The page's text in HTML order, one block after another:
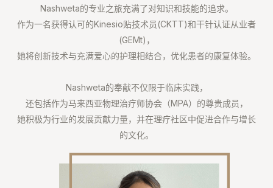
Nashweta的专业之旅充满了对知识和技能的追求。⁣
作为一名获得认可的Kinesio贴技术员(CKTT)和干针认证从业者
(GEMt)，
⁣她将创新技术与充满爱心的护理相结合，优化患者的康复体验。⁣
Nashweta的奉献不仅限于临床实践，⁣
还包括作为马来西亚物理治疗师协会（MPA）的尊贵成员，⁣
她积极为行业的发展贡献力量，并在理疗社区中促进合作与增长
的文化。